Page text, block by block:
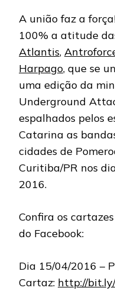
A união faz a
100% a atitude
Atlantis,
Harpago, que se
uma edição da
Underground
espalhados pelos
Catarina as
cidades de
Curitiba/PR nos
2016.
Confira os
do Facebook:
Dia 15/04/2016 –
Cartaz: http://